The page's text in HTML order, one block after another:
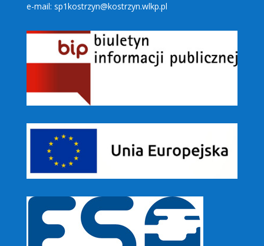
e-mail: sp1kostrzyn@kostrzyn.wlkp.pl